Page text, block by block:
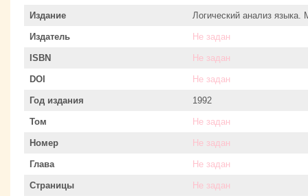
Издание Логический анализ языка.
Издатель Не задан
ISBN Не задан
DOI Не задан
Год издания 1992
Том Не задан
Номер Не задан
Глава Не задан
Страницы Не задан